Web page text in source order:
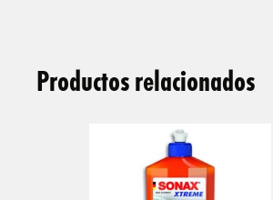
Productos relacionados